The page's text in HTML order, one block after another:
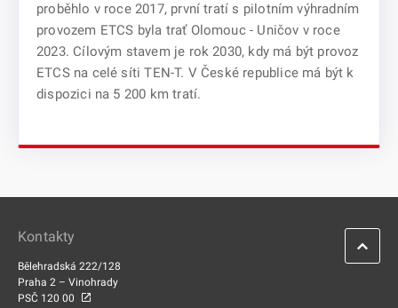
proběhlo v roce 2017, první tratí s pilotním výhradním
provozem ETCS byla trať Olomouc - Uničov v roce
2023. Cílovým stavem je rok 2030, kdy má být provoz
ETCS na celé síti TEN-T. V České republice má být k
dispozici na 5 200 km tratí.
Kontakty
Bělehradská 222/128
Praha 2 – Vinohrady
PSČ 120 00